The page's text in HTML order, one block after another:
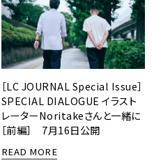
［LC JOURNAL Special Issue］
SPECIAL DIALOGUE イラスト
レーターNoritakeさんと一緒に
［前編］ 7月16日公開
READ MORE